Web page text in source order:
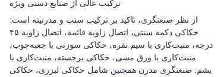
ترکیب عالی از صنایع دستی ویژه
از نظر صنعتگری، تاکید بر ترکیب سنت و مدرنیته است:
حکاکی دکمه سنتی، اتصال زاویه قائمه، اتصال زاویه ۴۵
درجه، منبت‌کاری با سیم نقره، حکاکی سوزنی با جعبه‌چوب،
منبت‌کاری با ورق مسی، حکاکی برجسته، منبت‌کاری با
یشم. صنعتگری مدرن همچنین شامل حکاکی لیزری، حکاکی